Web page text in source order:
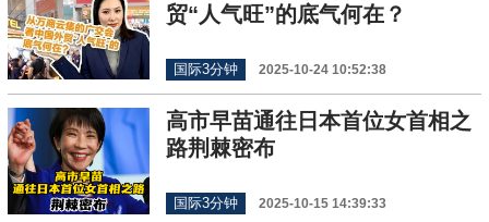
贸“人气旺”的底气何在？
国际3分钟 2025-10-24 10:52:38
高市早苗通往日本首位女首相之
路荆棘密布
国际3分钟 2025-10-15 14:39:33